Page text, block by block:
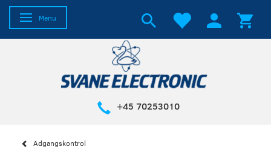
Skifte navigation
Menu
+45 70253010
Adgangskontrol